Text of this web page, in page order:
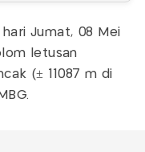
Jumat, 08 Mei
letusan
(± 11087 m di